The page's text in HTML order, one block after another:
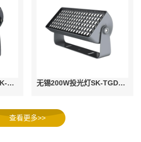
无锡300W双层投光灯SK-TGD24-01C 无锡200W投光灯SK-TGD24-01B
查看更多>>